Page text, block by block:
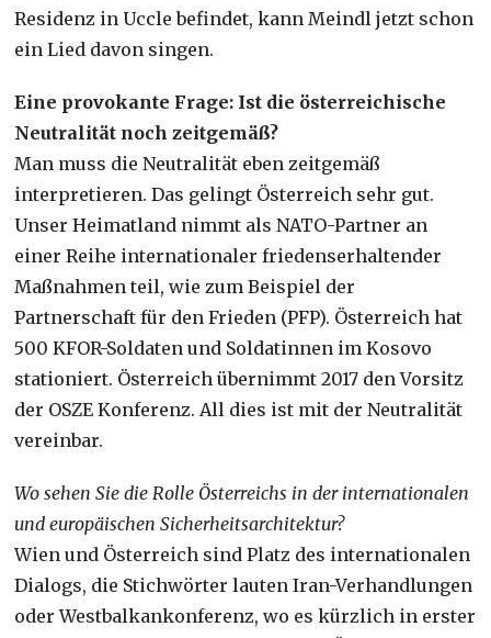
Residenz in Uccle befindet, kann Meindl jetzt schon
ein Lied davon singen.
Eine provokante Frage: Ist die österreichische
Neutralität noch zeitgemäß?
Man muss die Neutralität eben zeitgemäß
interpretieren. Das gelingt Österreich sehr gut.
Unser Heimatland nimmt als NATO-Partner an
einer Reihe internationaler friedenserhaltender
Maßnahmen teil, wie zum Beispiel der
Partnerschaft für den Frieden (PFP). Österreich hat
500 KFOR-Soldaten und Soldatinnen im Kosovo
stationiert. Österreich übernimmt 2017 den Vorsitz
der OSZE Konferenz. All dies ist mit der Neutralität
vereinbar.
Wo sehen Sie die Rolle Österreichs in der internationalen
und europäischen Sicherheitsarchitektur?
Wien und Österreich sind Platz des internationalen
Dialogs, die Stichwörter lauten Iran-Verhandlungen
oder Westbalkankonferenz, wo es kürzlich in erster